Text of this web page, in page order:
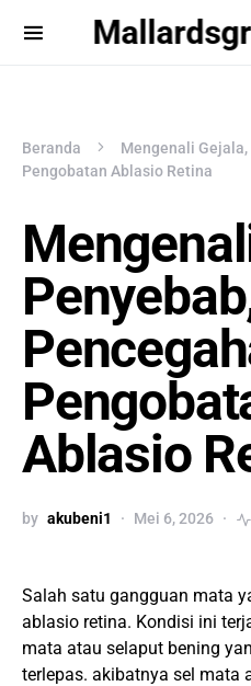
Beranda
Mengenali Gejala,
Pengobatan Ablasio Retina
Ablasio
by akubeni1 Mei 6, 2026
Salah satu gangguan mata
ablasio retina. Kondisi ini
mata atau selaput bening
terlepas. akibatnya sel mata